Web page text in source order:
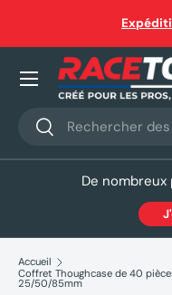
Aller au contenu
Recherche
Rechercher
Nos produits
De
Accueil
Coffret Thoughcase de 40
25/50/85mm